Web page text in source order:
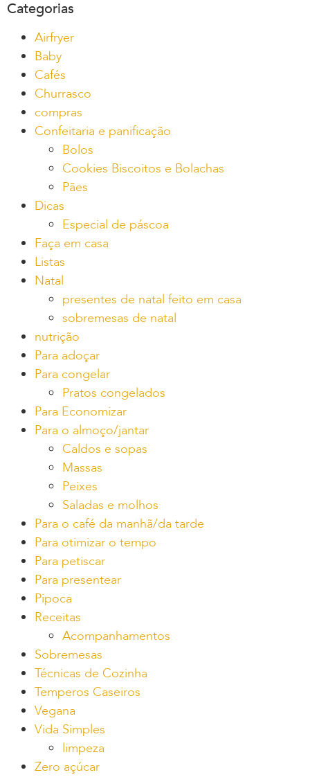
Categorias
Airfryer
Baby
Cafés
Churrasco
compras
Confeitaria e panificação
Bolos
Cookies Biscoitos e Bolachas
Pães
Dicas
Especial de páscoa
Faça em casa
Listas
Natal
presentes de natal feito em casa
sobremesas de natal
nutrição
Para adoçar
Para congelar
Pratos congelados
Para Economizar
Para o almoço/jantar
Caldos e sopas
Massas
Peixes
Saladas e molhos
Para o café da manhã/da tarde
Para otimizar o tempo
Para petiscar
Para presentear
Pipoca
Receitas
Acompanhamentos
Sobremesas
Técnicas de Cozinha
Temperos Caseiros
Vegana
Vida Simples
limpeza
Zero açúcar